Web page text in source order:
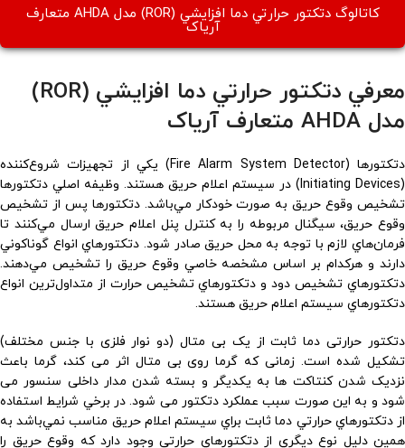
کاتالوگ دتكتور حرارتي دما افزايشي (ROR) مدل AHDA متعارف
آریاک
معرفي دتكتور حرارتي دما افزايشي (ROR)
مدل AHDA متعارف آریاک
دتكتورها (Fire Alarm System Detector) يكي از تجهيزات شروع‌كننده
(Initiating Devices) در سيستم اعلام حريق هستند. وظيفه اصلي دتكتورها
تشخيص وقوع حريق به صورت خودكار مي‌باشد. دتكتورها پس از تشخيص
وقوع حريق، سيگنال مربوطه را به كنترل پنل اعلام حريق ارسال مي‌كنند تا
فرمان‌هاي لازم با توجه به محل حريق صادر شود. دتكتورهاي انواع گوناكوني
دارند و هركدام بر اساس مشخصه خاصي وقوع حريق را تشخيص مي‌دهند.
دتكتورهاي تشخيص دود و دتكتورهاي تشخيص حرارت از متداول‌ترين انواع
دتكتورهاي سيستم اعلام حريق هستند.
دتکتور حرارتی دما ثابت از یک بی متال (دو نوار فلزی با جنس مختلف)
تشکیل شده است. زمانی که گرما روی بی متال اثر می کند، گرما باعث
نزدیک شدن کنتاکت ها به یکدیگر و بسته شدن مدار داخلی سنسور می
شود و به این صورت سبب عملکرد دتکتور می شود. در برخي شرايط استفاده
از دتكتورهاي حرارتي دما ثابت براي سيستم اعلام حريق مناسب نمي‌باشد به
همين دليل نوع ديگري از دتكتورهاي حرارتي وجود دارد كه وقوع حريق را